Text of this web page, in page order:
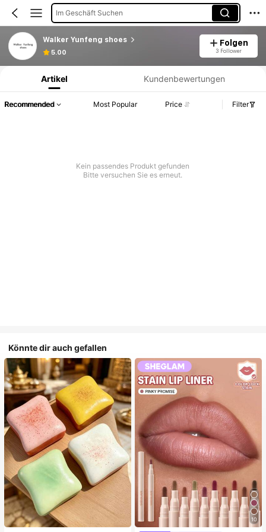
Im Geschäft Suchen
Walker Yunfeng shoes
5.00
Folgen
3 Follower
Produktinformation: Preisangabe, Verkaufs- und Lagerbestandsdetails.
Artikel Kundenbewertungen
Recommended Most Popular Price Filter
Kein passendes Produkt gefunden
Bitte versuchen Sie es erneut.
Könnte dir auch gefallen
10